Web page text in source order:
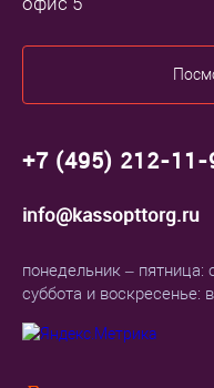
+7 (495) 212-11-
info@kassopttorg.ru
понедельник – пятница:
суббота и воскресенье: